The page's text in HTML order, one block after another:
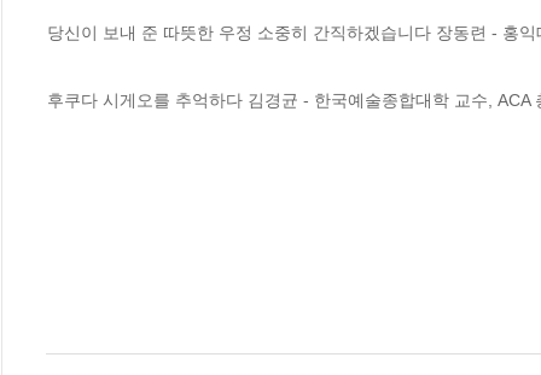
당신이 보내 준 따뜻한 우정 소중히 간직하겠습니다 장동련 - 홍
후쿠다 시게오를 추억하다 김경균 - 한국예술종합대학 교수, ACA